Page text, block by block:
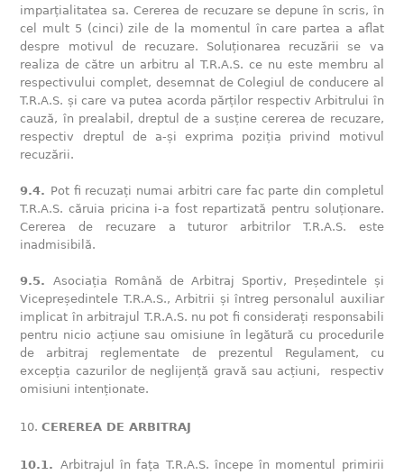
imparțialitatea sa. Cererea de recuzare se depune în scris, în
cel mult 5 (cinci) zile de la momentul în care partea a aflat
despre motivul de recuzare. Soluționarea recuzării se va
realiza de către un arbitru al T.R.A.S. ce nu este membru al
respectivului complet, desemnat de Colegiul de conducere al
T.R.A.S. și care va putea acorda părților respectiv Arbitrului în
cauză, în prealabil, dreptul de a susține cererea de recuzare,
respectiv dreptul de a-și exprima poziția privind motivul
recuzării.
9.4. Pot fi recuzați numai arbitri care fac parte din completul
T.R.A.S. căruia pricina i-a fost repartizată pentru soluționare.
Cererea de recuzare a tuturor arbitrilor T.R.A.S. este
inadmisibilă.
9.5.Asociația Română de Arbitraj Sportiv, Președintele și
Vicepreședintele T.R.A.S., Arbitrii și întreg personalul auxiliar
implicat în arbitrajul T.R.A.S. nu pot fi considerați responsabili
pentru nicio acțiune sau omisiune în legătură cu procedurile
de arbitraj reglementate de prezentul Regulament, cu
excepția cazurilor de neglijență gravă sau acțiuni, respectiv
omisiuni intenționate.
CEREREA DE ARBITRAJ
10.1. Arbitrajul în fața T.R.A.S. începe în momentul primirii